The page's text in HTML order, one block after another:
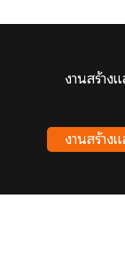
งานสร้าง
งานสร้าง